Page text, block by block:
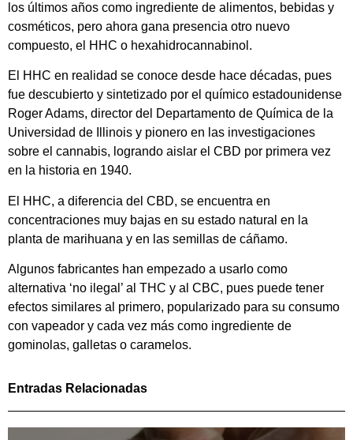
los últimos años como ingrediente de alimentos, bebidas y
cosméticos, pero ahora gana presencia otro nuevo
compuesto, el HHC o hexahidrocannabinol.
El HHC en realidad se conoce desde hace décadas, pues
fue descubierto y sintetizado por el químico estadounidense
Roger Adams, director del Departamento de Química de la
Universidad de Illinois y pionero en las investigaciones
sobre el cannabis, logrando aislar el CBD por primera vez
en la historia en 1940.
El HHC, a diferencia del CBD, se encuentra en
concentraciones muy bajas en su estado natural en la
planta de marihuana y en las semillas de cáñamo.
Algunos fabricantes han empezado a usarlo como
alternativa ‘no ilegal’ al THC y al CBC, pues puede tener
efectos similares al primero, popularizado para su consumo
con vapeador y cada vez más como ingrediente de
gominolas, galletas o caramelos.
Entradas Relacionadas